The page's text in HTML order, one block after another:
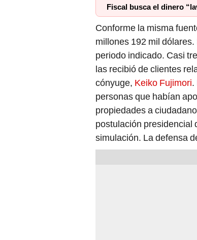
Fiscal busca el dinero
Conforme la misma
millones 192 mil
periodo indicado. Casi
las recibió de clientes
cónyuge, Keiko Fujimori.
personas que habían
propiedades a
postulación presidencial
simulación. La defensa